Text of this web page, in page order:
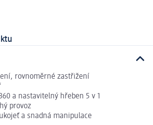
rovnoměrné zastřižení
a nastavitelný hřeben 5 v 1
provoz
a snadná manipulace